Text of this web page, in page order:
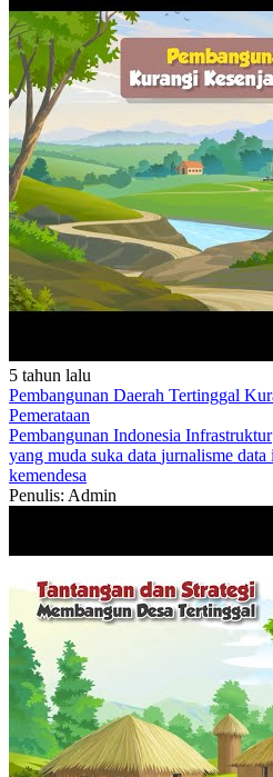
5 tahun lalu
Pembangunan Daerah Tertinggal
Pemerataan
Pembangunan Indonesia Infrastruktur
yang muda suka data jurnalisme data
kemendesa
Penulis: Admin